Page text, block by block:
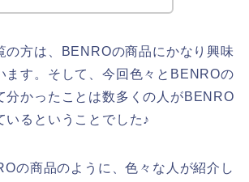
の方は、BENROの商品にかなり興味
ます。そして、今回色々とBENROの
分かったことは数多くの人がBENRO
いるということでした♪
の商品のように、色々な人が紹介し